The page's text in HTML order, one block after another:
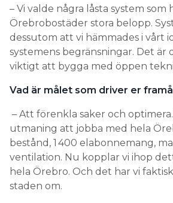
– Vi valde några låsta system som
Örebrobostäder stora belopp.
dessutom att vi hämmades i vårt
systemens begränsningar. Det är
viktigt att bygga med öppen
Vad är målet som driver er
– Att förenkla saker och
utmaning att jobba med hela
bestånd, 1 400 elabonnemang,
ventilation. Nu kopplar vi ihop
hela Örebro. Och det har vi
staden om.